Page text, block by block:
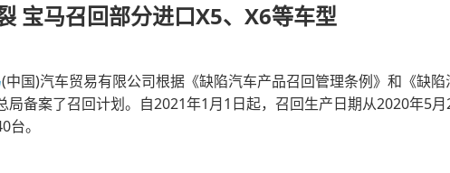
宝马召回部分进口X5、X6等车型
(中国)汽车贸易有限公司根据《缺陷汽车产品召回管理条例》和《缺
局备案了召回计划。自2021年1月1日起，召回生产日期从2020年5
。